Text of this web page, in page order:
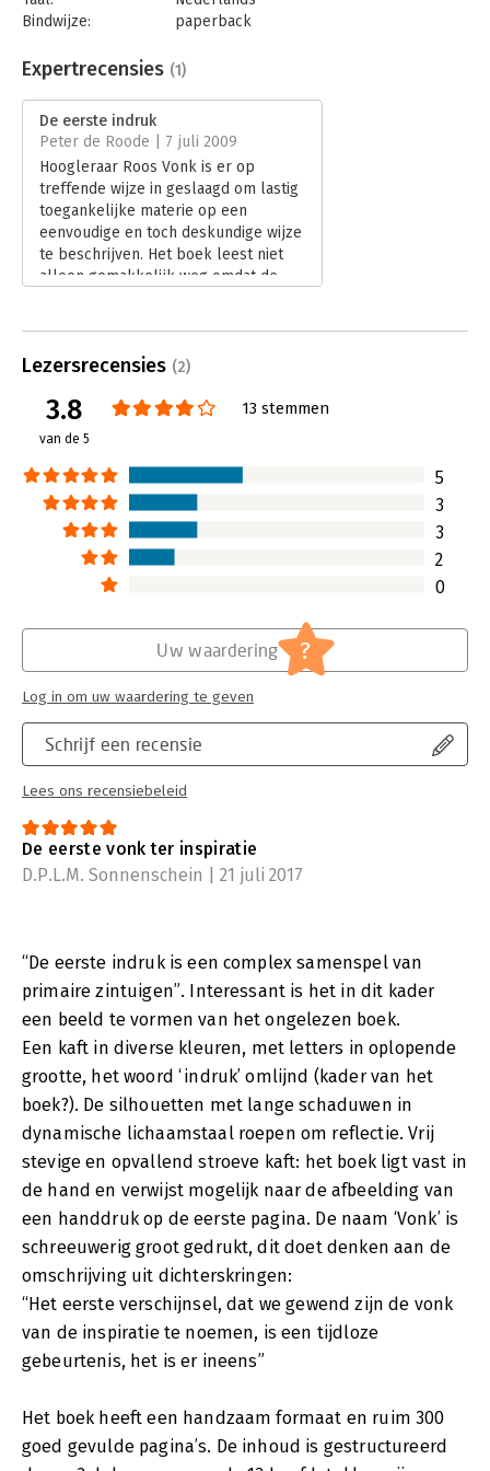
Bindwijze:
paperback
Uitgever:
Maven Publishing
Verschijningsdatum:
Hoofdrubriek: Psychologie
Expertrecensies (1)
De eerste indruk
Peter de Roode | 7 juli 2009
Hoogleraar Roos Vonk is er op
treffende wijze in geslaagd om lastig
toegankelijke materie op een
eenvoudige en toch deskundige wijze
te beschrijven. Het boek leest niet
alleen gemakkelijk weg omdat de
presenteren. De inhoud van het boek
alleen. De auteur behandelt veel
psychologische thema's waarmee we
hebben maar waar we ons van de
werking niet altijd even bewust zijn.
Lezersrecensies (2)
3.8
van de 5
13 stemmen
5
3
3
2
0
Schrijf een recensie
Lees ons recensiebeleid
Uw waardering ?
Log in om uw waardering te geven
De eerste vonk ter inspiratie
D.P.L.M. Sonnenschein | 21 juli 2017
“De eerste indruk is een complex samenspel van
primaire zintuigen”. Interessant is het in dit kader
een beeld te vormen van het ongelezen boek.
Een kaft in diverse kleuren, met letters in oplopende
grootte, het woord ‘indruk’ omlijnd (kader van het
boek?). De silhouetten met lange schaduwen in
dynamische lichaamstaal roepen om reflectie. Vrij
stevige en opvallend stroeve kaft: het boek ligt vast in
de hand en verwijst mogelijk naar de afbeelding van
een handdruk op de eerste pagina. De naam ‘Vonk’ is
schreeuwerig groot gedrukt, dit doet denken aan de
omschrijving uit dichterskringen:
“Het eerste verschijnsel, dat we gewend zijn de vonk
van de inspiratie te noemen, is een tijdloze
gebeurtenis, het is er ineens”
Het boek heeft een handzaam formaat en ruim 300
goed gevulde pagina’s. De inhoud is gestructureerd